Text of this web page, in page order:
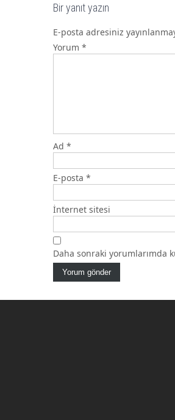
Bir yanıt yazın
E-posta adresiniz
Yorum *
Ad *
E-posta *
İnternet sitesi
Daha sonraki yorumlarımda